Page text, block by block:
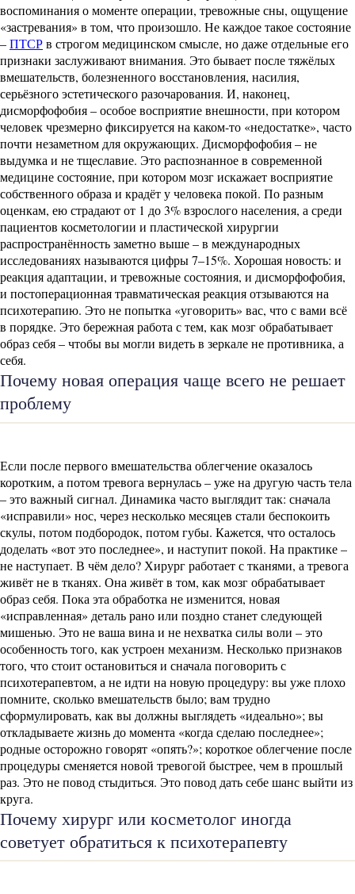
воспоминания о моменте операции, тревожные сны, ощущение
«застревания» в том, что произошло. Не каждое такое состояние
–ПТСРв строгом медицинском смысле, но даже отдельные его
признаки заслуживают внимания. Это бывает после тяжёлых
вмешательств, болезненного восстановления, насилия,
серьёзного эстетического разочарования. И, наконец,
дисморфофобия – особое восприятие внешности, при котором
человек чрезмерно фиксируется на каком-то «недостатке», часто
почти незаметном для окружающих. Дисморфофобия – не
выдумка и не тщеславие. Это распознанное в современной
медицине состояние, при котором мозг искажает восприятие
собственного образа и крадёт у человека покой. По разным
оценкам, ею страдают от 1 до 3% взрослого населения, а среди
пациентов косметологии и пластической хирургии
распространённость заметно выше – в международных
исследованиях называются цифры 7–15%. Хорошая новость: и
реакция адаптации, и тревожные состояния, и дисморфофобия,
и постоперационная травматическая реакция отзываются на
психотерапию. Это не попытка «уговорить» вас, что с вами всё
в порядке. Это бережная работа с тем, как мозг обрабатывает
образ себя – чтобы вы могли видеть в зеркале не противника, а
себя.
Почему новая операция чаще всего не решает
проблему
Если после первого вмешательства облегчение оказалось
коротким, а потом тревога вернулась – уже на другую часть тела
– это важный сигнал. Динамика часто выглядит так: сначала
«исправили» нос, через несколько месяцев стали беспокоить
скулы, потом подбородок, потом губы. Кажется, что осталось
доделать «вот это последнее», и наступит покой. На практике –
не наступает. В чём дело? Хирург работает с тканями, а тревога
живёт не в тканях. Она живёт в том, как мозг обрабатывает
образ себя. Пока эта обработка не изменится, новая
«исправленная» деталь рано или поздно станет следующей
мишенью. Это не ваша вина и не нехватка силы воли – это
особенность того, как устроен механизм. Несколько признаков
того, что стоит остановиться и сначала поговорить с
психотерапевтом, а не идти на новую процедуру: вы уже плохо
помните, сколько вмешательств было; вам трудно
сформулировать, как вы должны выглядеть «идеально»; вы
откладываете жизнь до момента «когда сделаю последнее»;
родные осторожно говорят «опять?»; короткое облегчение после
процедуры сменяется новой тревогой быстрее, чем в прошлый
раз. Это не повод стыдиться. Это повод дать себе шанс выйти из
круга.
Почему хирург или косметолог иногда
советует обратиться к психотерапевту